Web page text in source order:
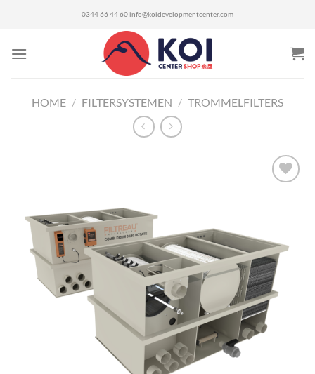
0344 66 44 60 info@koidevelopmentcenter.com
HOME / FILTERSYSTEMEN / TROMMELFILTERS